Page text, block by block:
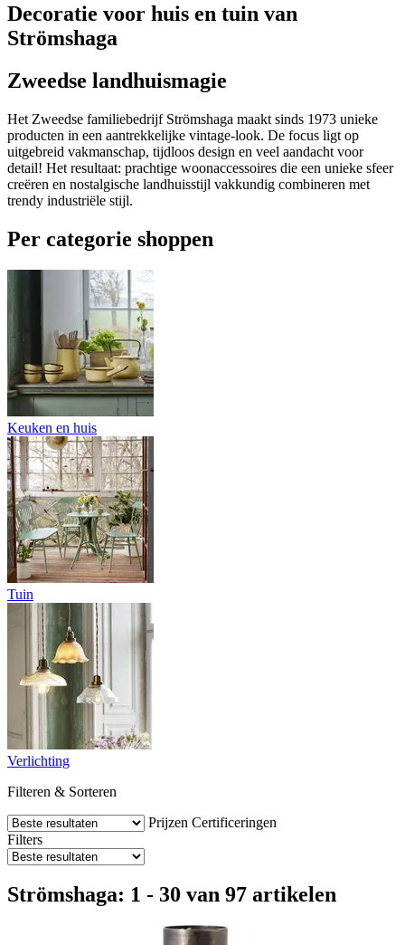
Decoratie voor huis en tuin van
Strömshaga
Zweedse landhuismagie
Het Zweedse familiebedrijf Strömshaga maakt sinds 1973 unieke
producten in een aantrekkelijke vintage-look. De focus ligt op
uitgebreid vakmanschap, tijdloos design en veel aandacht voor
detail! Het resultaat: prachtige woonaccessoires die een unieke sfeer
creëren en nostalgische landhuisstijl vakkundig combineren met
trendy industriële stijl.
Per categorie shoppen
Keuken en huis
Tuin
Verlichting
Filteren & Sorteren
Prijzen Certificeringen
Filters
Strömshaga: 1 - 30 van 97 artikelen